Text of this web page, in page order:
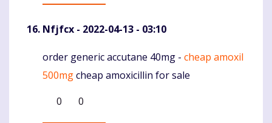
Nfjfcx - 2022-04-13 - 03:10
Komentaras
order generic accutane 40mg - cheap amoxil
500mgcheap amoxicillin for sale
0
0